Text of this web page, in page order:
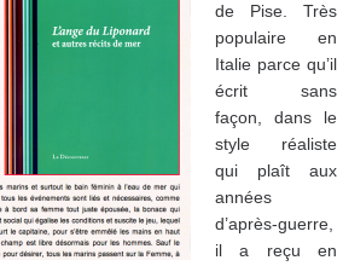
de Pise. Très
populaire en
Italie parce qu’il
écrit sans
façon, dans le
style réaliste
qui plaît aux
années
d’après-guerre,
il a reçu en